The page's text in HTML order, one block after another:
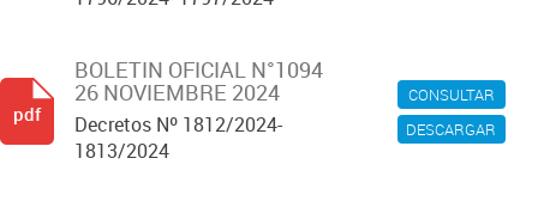
CONSULTAR
DESCARGAR
BOLETIN OFICIAL N°1094
26 NOVIEMBRE 2024
Decretos Nº 1812/2024-
1813/2024
pdf